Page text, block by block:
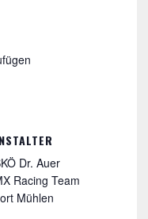
Dr. Auer
Racing Team
Mühlen